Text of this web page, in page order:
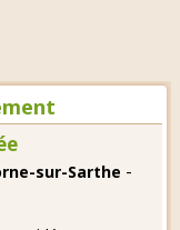
sur-Sarthe -